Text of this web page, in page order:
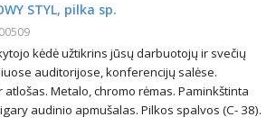
STYL, pilka sp.
kėdė užtikrins jūsų darbuotojų ir svečių
auditorijose, konferencijų salėse.
atlošas. Metalo, chromo rėmas. Paminkštinta
audinio apmušalas. Pilkos spalvos (C- 38).